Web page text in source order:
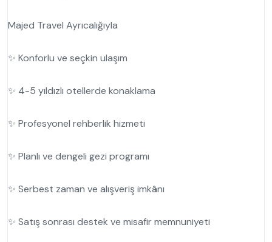
Majed Travel Ayrıcalığıyla
✨ Konforlu ve seçkin ulaşım
✨ 4-5 yıldızlı otellerde konaklama
✨ Profesyonel rehberlik hizmeti
✨ Planlı ve dengeli gezi programı
✨ Serbest zaman ve alışveriş imkânı
✨ Satış sonrası destek ve misafir memnuniyeti